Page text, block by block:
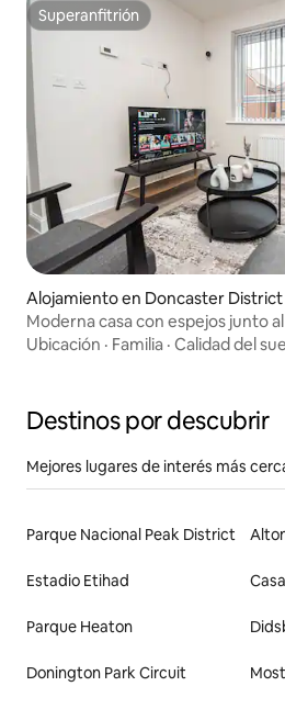
Superanfitrión
Superanfitrión
Alojamiento en Doncaster District
Moderna casa con espejos junto
Ubicación · Familia · Calidad del
Destinos por descubrir
Mejores lugares de interés más
Parque Nacional Peak District
Estadio Etihad
Parque Heaton
Donington Park Circuit